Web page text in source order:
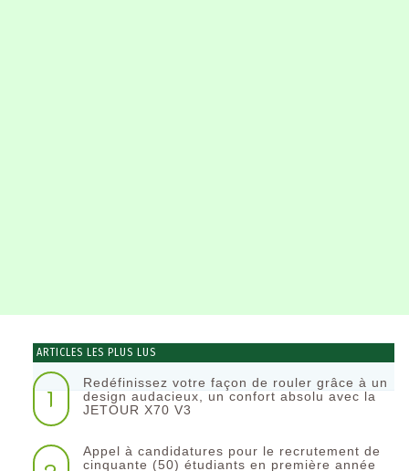
ARTICLES LES PLUS LUS
1
Redéfinissez votre façon de rouler grâce à un
design audacieux, un confort absolu avec la
JETOUR X70 V3
Appel à candidatures pour le recrutement de
cinquante (50) étudiants en première année